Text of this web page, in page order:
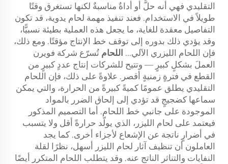
التقليدي فهي أنه حلٌّ أو أداةٌ مناسبةٌ لكنها تستغرق وقتًا
طويلاً في الاستخدام. فعند تنفيذ مهمة لحام يدوية، قد تكون
التفاصيل معقدة للغاية، ما يجعل هذه العملية بطيئة نسبيًّا،
وقد يؤدي ذلك بدوره إلى توقف خط الإنتاج مؤقتًا. ومع ذلك،
فإن اللحام الليزري الآلي... اللحام تُسرّع شركة فويرن
العملَ بشكلٍ كبيرٍ — وتتيح للشركات إنتاج عددٍ كبيرٍ من
القطع في فترةٍ زمنيةٍ أقصر. علاوةً على ذلك، فإن اللحام
التقليدي يطلق عمومًا كميةً كبيرةً من الحرارة، والتي يمكن
سماعها كضجيجٍ قد تؤدي إلى إلحاق الضرر بالمواد
الموجودة على جانبي خط اللحام. أما التصميم المذكور
فيعتمد على لحام الليزر، الذي يولّد حرارةً أقل ولا يتسبب
في أضرارٍ ناتجة عن الإشعاع لأجزاء أخرى. كما يجد
العاملون أن تنظيف آثار لحام الليزر أسهل، نظرًا لقلة
النفايات والتناثر الناتج عنه. وقد يتطلب اللحام المتكرر أيضًا